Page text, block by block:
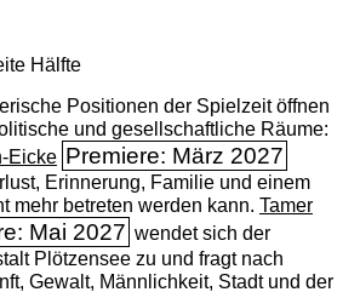
Hälfte
Positionen der Spielzeit öffnen
und gesellschaftliche Räume:
Eicke Premiere: März 2027
Erinnerung, Familie und einem
mehr betreten werden kann. Tamer
Mai 2027 wendet sich der
Plötzensee zu und fragt nach
Gewalt, Männlichkeit, Stadt und der